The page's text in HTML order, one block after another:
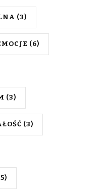
(3)
(6)
(3)
(3)